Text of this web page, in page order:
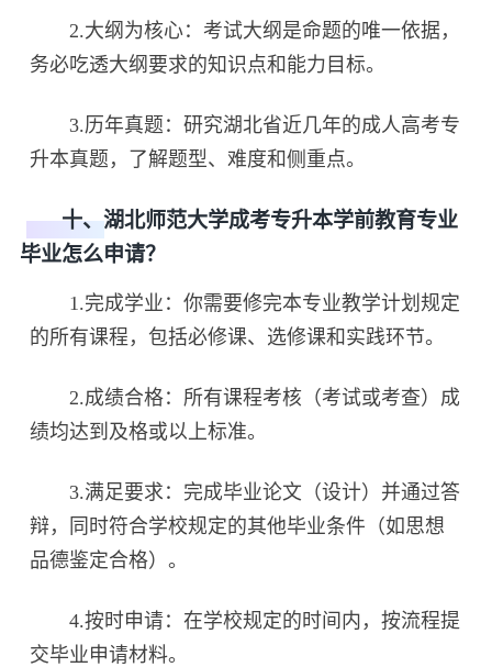
2.大纲为核心：考试大纲是命题的唯一依据，
务必吃透大纲要求的知识点和能力目标。
3.历年真题：研究湖北省近几年的成人高考专
升本真题，了解题型、难度和侧重点。
十、湖北师范大学成考专升本学前教育专业
毕业怎么申请？
1.完成学业：你需要修完本专业教学计划规定
的所有课程，包括必修课、选修课和实践环节。
2.成绩合格：所有课程考核（考试或考查）成
绩均达到及格或以上标准。
3.满足要求：完成毕业论文（设计）并通过答
辩，同时符合学校规定的其他毕业条件（如思想
品德鉴定合格）。
4.按时申请：在学校规定的时间内，按流程提
交毕业申请材料。